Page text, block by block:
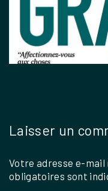
Laisser un
Votre adresse e-mail
obligatoires sont